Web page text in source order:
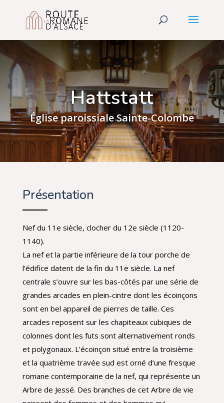
Hattstatt
Église paroissiale Sainte-Colombe
Présentation
Nef du 11e siècle, clocher du 12e siècle (1120-
1140).
La nef et la partie inférieure de la tour porche de
l’édifice datent de la fin du 11e siècle. La nef
centrale s’ouvre sur les bas-côtés par une série de
grandes arcades en plein-cintre dont les écoinçons
sont en bel appareil de pierres de taille. Ces
arcades reposent sur les chapiteaux cubiques de
colonnes dont les futs sont alternativement ronds
et polygonaux. L’écoinçon situé entre la troisième
et la quatrième travée sud est orné d’une fresque
romane contemporaine de la nef, qui représente un
Arbre de Jessé. Des branches de cet Arbre de vie